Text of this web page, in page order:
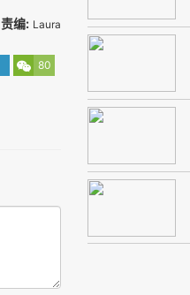
责编: Laura
80